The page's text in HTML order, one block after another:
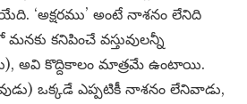
‘అక్షరము’ అంటే నాశనం లేనిది
కనిపించే వస్తువులన్నీ
అవి కొద్దికాలం మాత్రమే ఉంటాయి.
ఒక్కడే ఎప్పటికీ నాశనం లేనివాడు,